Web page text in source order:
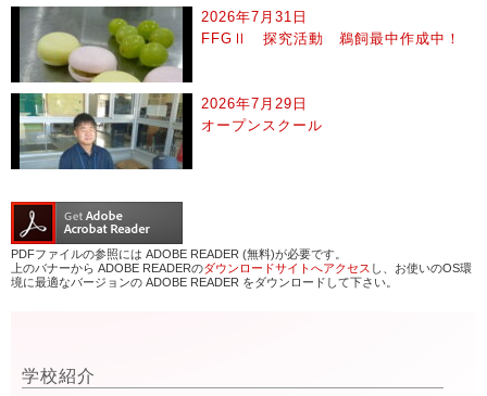
2026年7月31日
FFGⅡ 探究活動 鵜飼最中作成中！
2026年7月29日
オープンスクール
PDFファイルの参照には ADOBE READER (無料)が必要です。
上のバナーから ADOBE READERのダウンロードサイトへアクセス し、お使いのOS環
境に最適なバージョンの ADOBE READER をダウンロードして下さい。
学校紹介